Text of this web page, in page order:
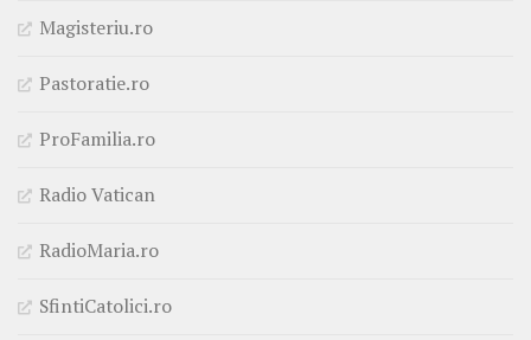
Magisteriu.ro
Pastoratie.ro
ProFamilia.ro
Radio Vatican
RadioMaria.ro
SfintiCatolici.ro